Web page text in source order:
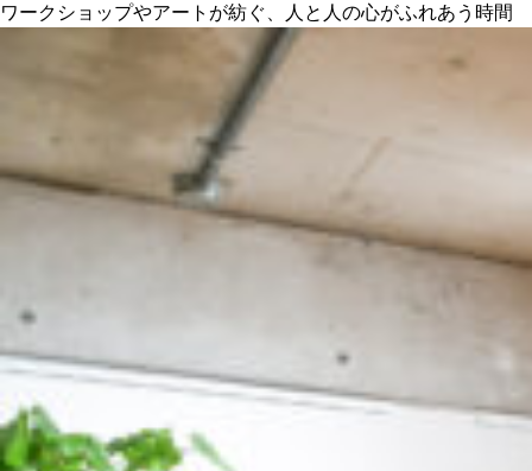
ワークショップやアートが紡ぐ、人と人の心がふれあう時間